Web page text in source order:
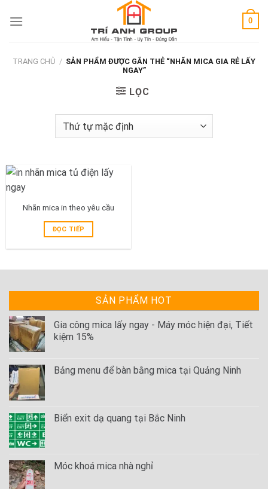
0
TRANG CHỦ / SẢN PHẨM ĐƯỢC GẮN THẺ “NHÃN MICA GIA RẺ LẤY
NGAY”
LỌC
Nhãn mica in theo yêu cầu
ĐỌC TIẾP
SẢN PHẨM HOT
Gia công mica lấy ngay - Máy móc hiện đại, Tiết
kiệm 15%
Bảng menu để bàn bằng mica tại Quảng Ninh
Biển exit dạ quang tại Bắc Ninh
Móc khoá mica nhà nghỉ